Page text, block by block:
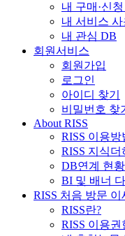
내 구매·신
내 서비스
내 관심 DB
회원서비스
회원가입
로그인
아이디 찾기
비밀번호 찾
About RISS
RISS 이용방
RISS 지식더
DB연계 현황
BI 및 배너
RISS 처음 방문 이
RISS란?
RISS 이용권